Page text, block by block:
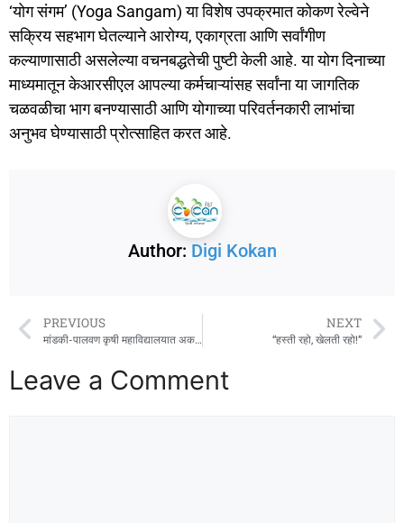
‘योग संगम’ (Yoga Sangam) या विशेष उपक्रमात कोकण रेल्वेने
सक्रिय सहभाग घेतल्याने आरोग्य, एकाग्रता आणि सर्वांगीण
कल्याणासाठी असलेल्या वचनबद्धतेची पुष्टी केली आहे. या योग दिनाच्या
माध्यमातून केआरसीएल आपल्या कर्मचाऱ्यांसह सर्वांना या जागतिक
चळवळीचा भाग बनण्यासाठी आणि योगाच्या परिवर्तनकारी लाभांचा
अनुभव घेण्यासाठी प्रोत्साहित करत आहे.
Author: Digi Kokan
PREVIOUS
मांडकी-पालवण कृषी महाविद्यालयात अकरावा आंतरराष्ट्रीय योग दिवस उत्साहात साजरा
NEXT
“हस्ती रहो, खेलती रहो!”
Leave a Comment